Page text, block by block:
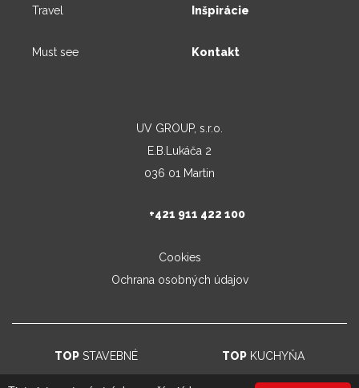
Travel
Must see
Inšpirácie
Kontakt
UV GROUP, s.r.o.
E.B.Lukáča 2
036 01 Martin
+421 911 422 100
Cookies
Ochrana osobných údajov
TOPSTAVEBNÉ TOP KUCHYŇA